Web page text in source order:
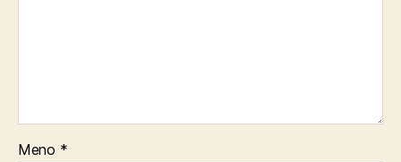
Meno *